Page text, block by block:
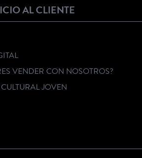
AL CLIENTE
VENDER CON NOSOTROS?
JOVEN